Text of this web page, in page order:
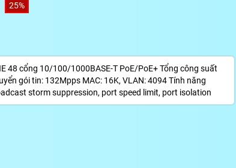
25%
48 cổng 10/100/1000BASE-T PoE/PoE+ Tổng công suất
gói tin: 132Mpps MAC: 16K, VLAN: 4094 Tính năng
storm suppression, port speed limit, port isolation